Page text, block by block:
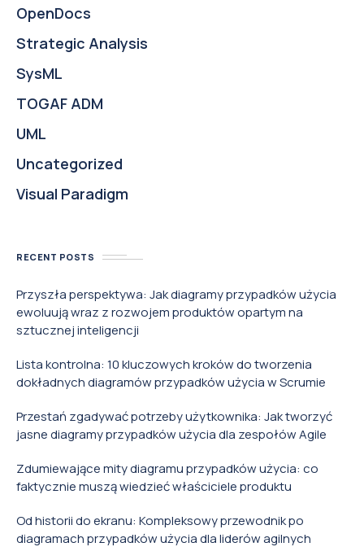
OpenDocs
Strategic Analysis
SysML
TOGAF ADM
UML
Uncategorized
Visual Paradigm
RECENT POSTS
Przyszła perspektywa: Jak diagramy przypadków użycia
ewoluują wraz z rozwojem produktów opartym na
sztucznej inteligencji
Lista kontrolna: 10 kluczowych kroków do tworzenia
dokładnych diagramów przypadków użycia w Scrumie
Przestań zgadywać potrzeby użytkownika: Jak tworzyć
jasne diagramy przypadków użycia dla zespołów Agile
Zdumiewające mity diagramu przypadków użycia: co
faktycznie muszą wiedzieć właściciele produktu
Od historii do ekranu: Kompleksowy przewodnik po
diagramach przypadków użycia dla liderów agilnych